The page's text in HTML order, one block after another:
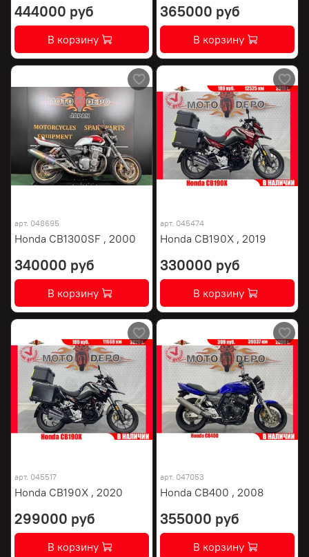
444000 руб
В корзину
365000 руб
В корзину
арт. 048695
Honda CB1300SF , 2000
340000 руб
В корзину
арт. 045474
Honda CB190X , 2019
330000 руб
В корзину
арт. 045517
Honda CB190X , 2020
299000 руб
В корзину
арт. 047053
Honda CB400 , 2008
355000 руб
В корзину